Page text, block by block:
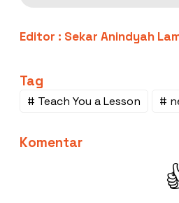
Editor : Sekar Anindyah
Tag
# Teach You a Lesson #
Komentar